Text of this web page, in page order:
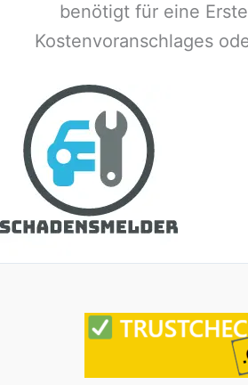
benötigt für eine
Kostenvoranschlages